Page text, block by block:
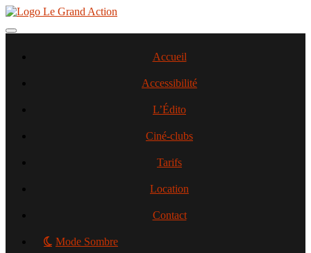
Aller
contenu
Toggle navigation
Accueil
Accessibilité
L’Édito
Ciné-clubs
Tarifs
Location
Contact
Mode Sombre